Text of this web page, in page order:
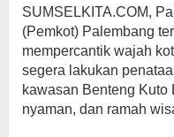
SUMSELKITA.COM,
(Pemkot) Palembang
mempercantik wajah
segera lakukan
kawasan Benteng Kuto
nyaman, dan ramah